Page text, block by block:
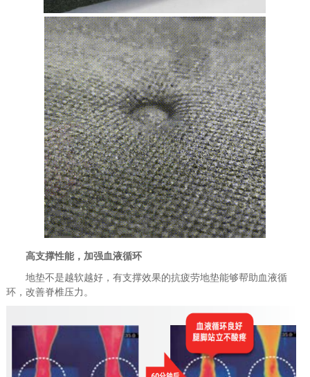
高支撑性能，加强血液循环
地垫不是越软越好，有支撑效果的抗疲劳地垫能够帮助血液循
环，改善脊椎压力。